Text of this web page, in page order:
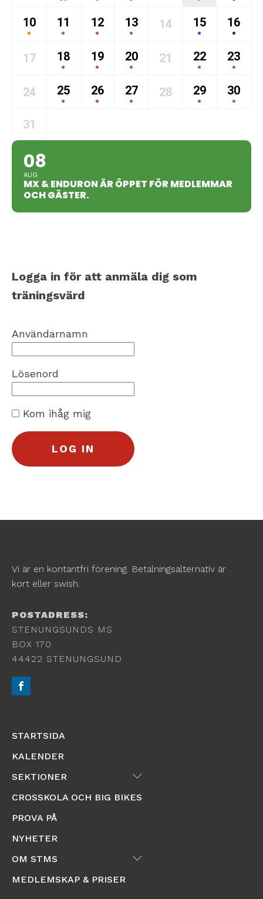
10 11 12 13 14 15 16
17 18 19 20 21 22 23
24 25 26 27 28 29 30
31
08
AUG
MX & ENDURON ÄR ÖPPET FÖR MEDLEMMAR
OCH GÄSTER.
Logga in för att anmäla dig som
träningsvärd
Användarnamn
Lösenord
Kom ihåg mig
Vi är en kontantfri förening. Betalningsalternativ är
kort eller swish.
POSTADRESS:
STENUNGSUNDS MS
BOX 170
44422 STENUNGSUND
STARTSIDA
KALENDER
SEKTIONER
Submenu
CROSSKOLA OCH BIG BIKES
PROVA PÅ
NYHETER
OM STMS
Submenu
MEDLEMSKAP & PRISER